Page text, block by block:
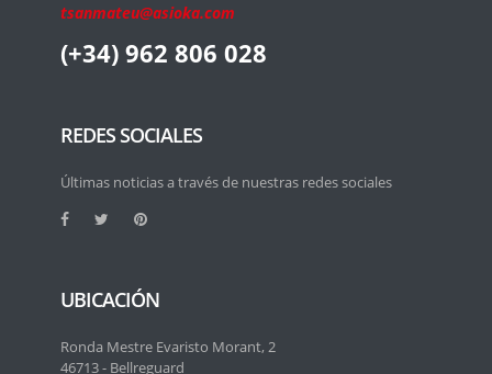
tsanmateu@asioka.com
(+34) 962 806 028
REDES SOCIALES
Últimas noticias a través de nuestras redes sociales
UBICACIÓN
Ronda Mestre Evaristo Morant, 2
46713 - Bellreguard